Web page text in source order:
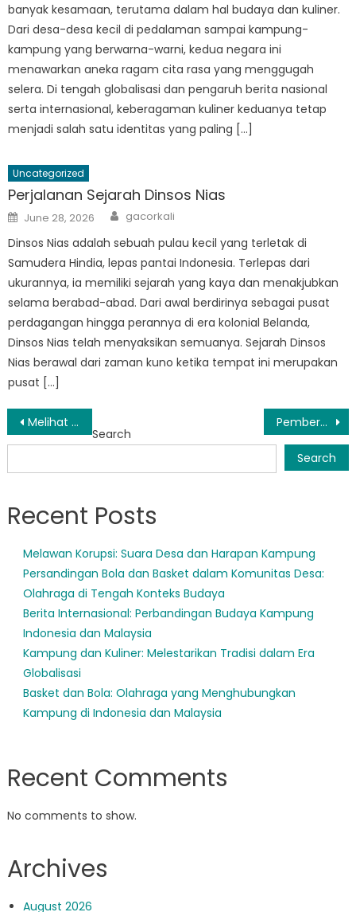
banyak kesamaan, terutama dalam hal budaya dan kuliner.
Dari desa-desa kecil di pedalaman sampai kampung-
kampung yang berwarna-warni, kedua negara ini
menawarkan aneka ragam cita rasa yang menggugah
selera. Di tengah globalisasi dan pengaruh berita nasional
serta internasional, keberagaman kuliner keduanya tetap
menjadi salah satu identitas yang paling […]
Uncategorized
Perjalanan Sejarah Dinsos Nias
Posted
on
June 28, 2026 Author
gacorkali
Dinsos Nias adalah sebuah pulau kecil yang terletak di
Samudera Hindia, lepas pantai Indonesia. Terlepas dari
ukurannya, ia memiliki sejarah yang kaya dan menakjubkan
selama berabad-abad. Dari awal berdirinya sebagai pusat
perdagangan hingga perannya di era kolonial Belanda,
Dinsos Nias telah menyaksikan semuanya. Sejarah Dinsos
Nias berawal dari zaman kuno ketika tempat ini merupakan
pusat […]
Post
navigation
Melihat Lebih Dekat Dampak Dinas Sosial Nias terhadap Masyarakat Setempat Pemberdayaan Masyarakat: Inisiatif Dinsos Kab Nias Membuat Perbedaan
Search
Search
Recent Posts
Melawan Korupsi: Suara Desa dan Harapan Kampung
Persandingan Bola dan Basket dalam Komunitas Desa:
Olahraga di Tengah Konteks Budaya
Berita Internasional: Perbandingan Budaya Kampung
Indonesia dan Malaysia
Kampung dan Kuliner: Melestarikan Tradisi dalam Era
Globalisasi
Basket dan Bola: Olahraga yang Menghubungkan
Kampung di Indonesia dan Malaysia
Recent Comments
No comments to show.
Archives
August 2026